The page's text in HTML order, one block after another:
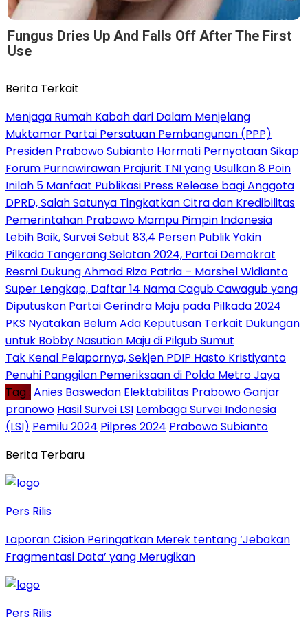
Fungus Dries Up And Falls Off After The First
Use
Berita Terkait
Menjaga Rumah Kabah dari Dalam Menjelang
Muktamar Partai Persatuan Pembangunan (PPP)
Presiden Prabowo Subianto Hormati Pernyataan Sikap
Forum Purnawirawan Prajurit TNI yang Usulkan 8 Poin
Inilah 5 Manfaat Publikasi Press Release bagi Anggota
DPRD, Salah Satunya Tingkatkan Citra dan Kredibilitas
Pemerintahan Prabowo Mampu Pimpin Indonesia
Lebih Baik, Survei Sebut 83,4 Persen Publik Yakin
Pilkada Tangerang Selatan 2024, Partai Demokrat
Resmi Dukung Ahmad Riza Patria – Marshel Widianto
Super Lengkap, Daftar 14 Nama Cagub Cawagub yang
Diputuskan Partai Gerindra Maju pada Pilkada 2024
PKS Nyatakan Belum Ada Keputusan Terkait Dukungan
untuk Bobby Nasution Maju di Pilgub Sumut
Tak Kenal Pelapornya, Sekjen PDIP Hasto Kristiyanto
Penuhi Panggilan Pemeriksaan di Polda Metro Jaya
Tag : Anies Baswedan Elektabilitas PrabowoGanjar
pranowo Hasil Survei LSI Lembaga Survei Indonesia
(LSI) Pemilu 2024 Pilpres 2024 Prabowo Subianto
Berita Terbaru
Pers Rilis
Laporan Cision Peringatkan Merek tentang ‘Jebakan
Fragmentasi Data’ yang Merugikan
Pers Rilis